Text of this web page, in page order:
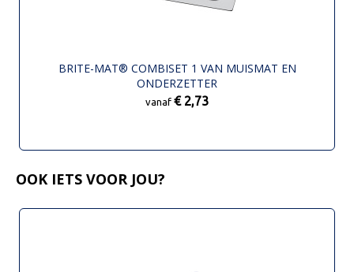
BRITE-MAT® COMBISET 1 VAN MUISMAT EN
ONDERZETTER
vanaf € 2,73
OOK IETS VOOR JOU?